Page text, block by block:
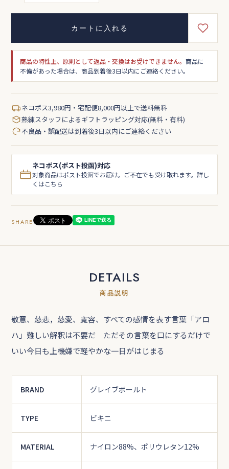
カートに入れる
商品の特性上、原則として返品・交換はお受けできません。商品に
不備があった場合は、商品到着後3日以内にご連絡ください。
ネコポス3,980円・宅配便8,000円以上で送料無料
熟練スタッフによるギフトラッピング対応(無料・有料)
不良品・誤配送は到着後3日以内にご連絡ください
ネコポス(ポスト投函)対応
対象商品はポスト投函でお届け。ご不在でも受け取れます。詳し
くはこちら
SHARE
DETAILS
商品説明
敬意、慈悲，慈愛、寛容、すべての感情を表す言葉「アロ
ハ」難しい解釈は不要だ ただその言葉を口にするだけで
いい今日も上機嫌で軽やかな一日がはじまる
BRAND グレイブボールト
TYPE ビキニ
MATERIAL ナイロン88%、ポリウレタン12%